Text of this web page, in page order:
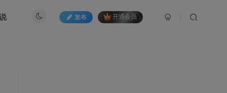
发布 开通会员